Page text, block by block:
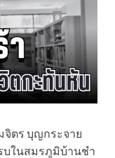
จิตร บุญกระจาย
บในสมรภูมิบ้านชำ